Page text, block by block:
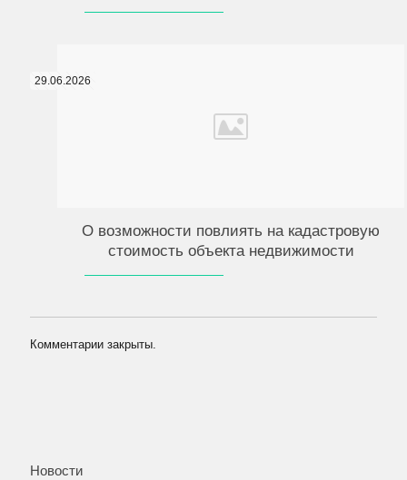
29.06.2026
О возможности повлиять на кадастровую
стоимость объекта недвижимости
Комментарии закрыты.
Новости